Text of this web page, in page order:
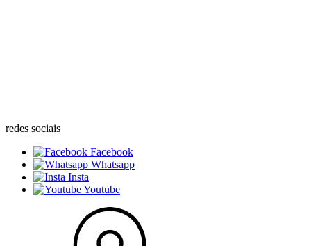
redes sociais
Facebook
Whatsapp
Insta
Youtube